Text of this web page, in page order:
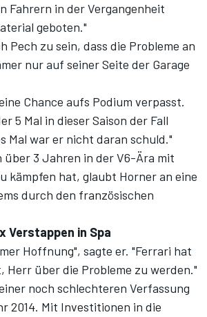
Fahrern in der Vergangenheit
geboten."
Pech zu sein, dass die Probleme an
nur auf seiner Seite der Garage
Chance aufs Podium verpasst.
5 Mal in dieser Saison der Fall
Mal war er nicht daran schuld."
über 3 Jahren in der V6-Ära mit
kämpfen hat, glaubt Horner an eine
durch den französischen
Verstappen in Spa
Hoffnung", sagte er. "Ferrari hat
Herr über die Probleme zu werden."
noch schlechteren Verfassung
2014. Mit Investitionen in die